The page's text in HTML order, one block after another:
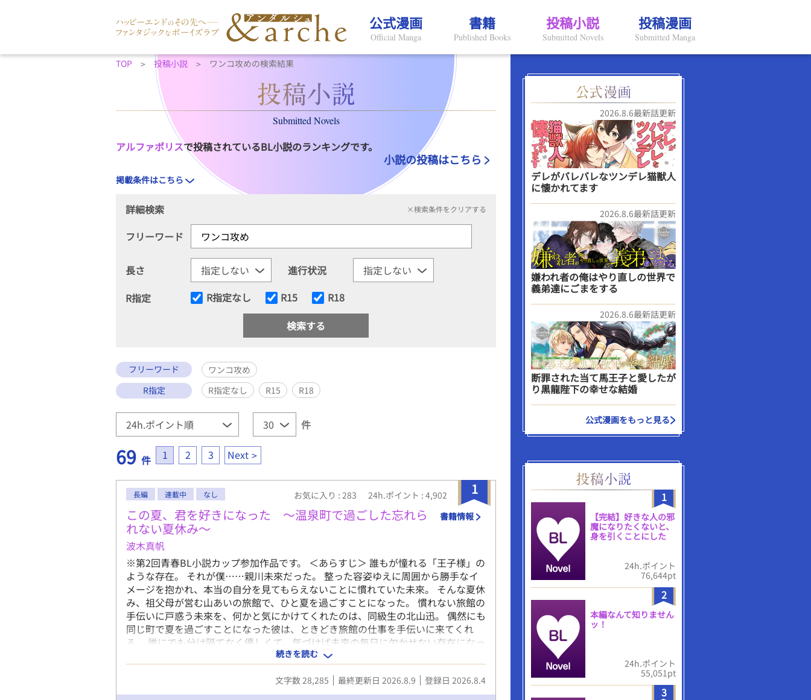
公式漫画
Official Manga
書籍
Published Books
投稿小説
Submitted Novels
投稿漫画
Submitted Manga
TOP 投稿小説 ワンコ攻めの検索結果
Submitted Novels
アルファポリスで投稿されているBL小説のランキングです。
小説の投稿はこちら
掲載条件はこちら
詳細検索 ×検索条件をクリアする
フリーワード
長さ
進行状況
R指定
R指定なし R15 R18
フリーワード
ワンコ攻め
R指定
R指定なし R15 R18
件
69 件 1 2 3 Next
1
長編 連載中 なし お気に入り : 283 24h.ポイント : 4,902
この夏、君を好きになった 〜温泉町で過ごした忘れら
れない夏休み〜
波木真帆
書籍情報
※第2回青春BL小説カップ参加作品です。 ＜あらすじ＞ 誰もが憧れる「王子様」の
ような存在。 それが僕……親川未來だった。 整った容姿ゆえに周囲から勝手なイ
メージを抱かれ、本当の自分を見てもらえないことに慣れていた未來。 そんな夏休
み、祖父母が営む山あいの旅館で、ひと夏を過ごすことになった。 慣れない旅館の
手伝いに戸惑う未來を、何かと気にかけてくれたのは、同級生の北山迅。 偶然にも
同じ町で夏を過ごすことになった彼は、ときどき旅館の仕事を手伝いに来てくれ
る。 誰にでも分け隔てなく優しくて、気づけば未來の毎日に欠かせない存在になっ
ていく。 迅の何気ない一言や優しさに触れるたび、止まっていた未來の心は少しず
つ変わっていく。 ひと夏の出会いから始まる、不器用な二人の青春と初恋の物語。
高校生な二人の甘酸っぱいドキドキ感を楽しんでいただけたらと思っています。
続きを読む
文字数 28,285 最終更新日 2026.8.9 登録日 2026.8.4
2026.8.6最新話更新
デレがバレバレなツンデレ猫獣人
に懐かれてます
2026.8.6最新話更新
嫌われ者の俺はやり直しの世界で
義弟達にごまをする
2026.8.6最新話更新
断罪された当て馬王子と愛したが
り黒龍陛下の幸せな結婚
公式漫画をもっと見る
1
【完結】好きな人の邪
魔になりたくないと、
身を引くことにした
24h.ポイント
76,644pt
2
本編なんて知りません
ッ！
24h.ポイント
55,051pt
3